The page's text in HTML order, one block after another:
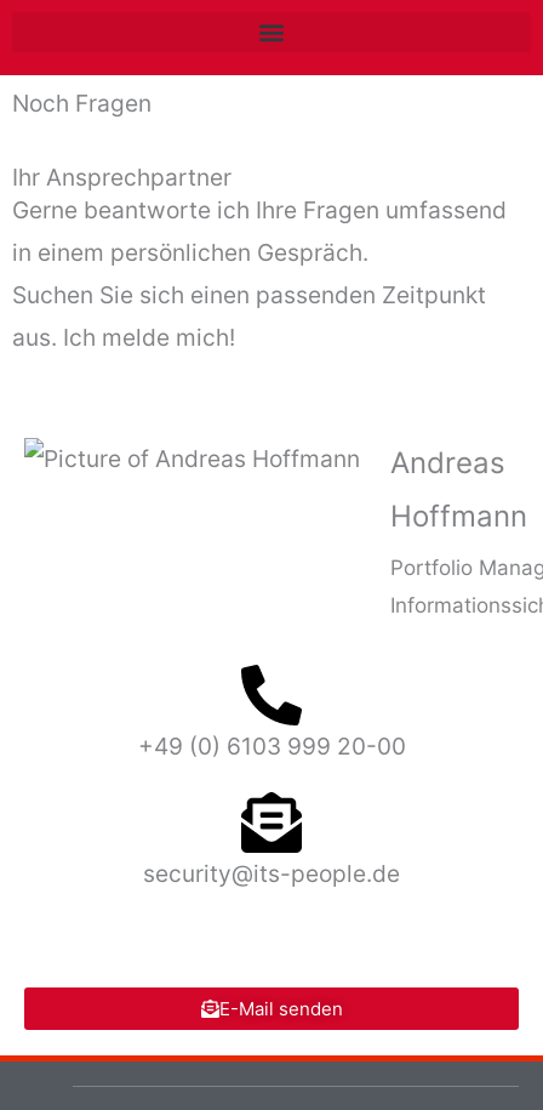
springen
Noch Fragen
Ihr Ansprechpartner​
Gerne beantworte ich Ihre Fragen umfassend
in einem persönlichen Gespräch.
Suchen Sie sich einen passenden Zeitpunkt
aus. Ich melde mich!
Andreas
Hoffmann
Portfolio
+49 (0) 6103 999 20-00
security@its-people.de
E-Mail senden